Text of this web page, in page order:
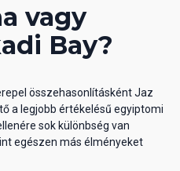
vagy
Bay?
összehasonlításként Jaz
a legjobb értékelésű egyiptomi
sok különbség van
egészen más élményeket